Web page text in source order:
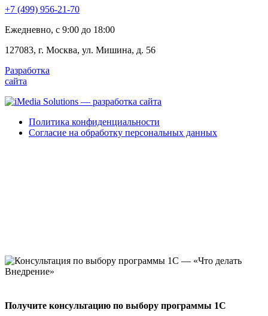
+7 (499) 956-21-70
Ежедневно, c 9:00 до 18:00
127083, г. Москва, ул. Мишина, д. 56
Разработка
сайта
Политика конфиденциальности
Согласие на обработку персональных данных
Получите консультацию по выбору программы 1С